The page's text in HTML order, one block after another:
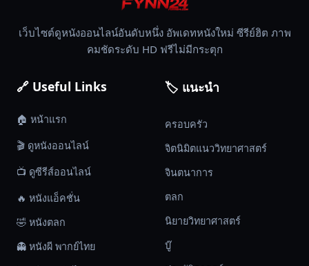
เว็บไซต์ดูหนังออนไลน์อันดับหนึ่ง อัพเดทหนังใหม่ ซีรีย์ฮิต ภาพ
คมชัดระดับ HD ฟรีไม่มีกระตุก
🔗 Useful Links
🏠 หน้าแรก
🎬 ดูหนังออนไลน์
📺 ดูซีรีส์ออนไลน์
🔥 หนังแอ็คชั่น
🤣 หนังตลก
👻 หนังผี พากย์ไทย
🏷️ แนะนำ
ครอบครัว
จิตนิมิตแนววิทยาศาสตร์
จินตนาการ
ตลก
นิยายวิทยาศาสตร์
บู๊